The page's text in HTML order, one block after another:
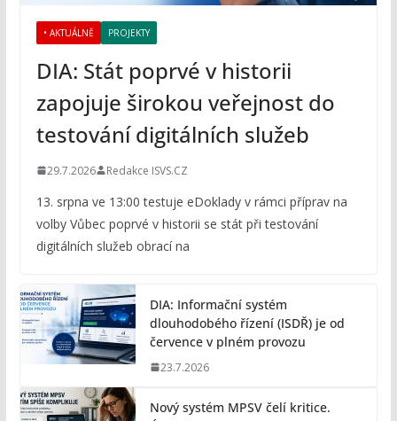
• AKTUÁLNĚ PROJEKTY
DIA: Stát poprvé v historii
zapojuje širokou veřejnost do
testování digitálních služeb
29.7.2026 Redakce ISVS.CZ
13. srpna ve 13:00 testuje eDoklady v rámci příprav na
volby Vůbec poprvé v historii se stát při testování
digitálních služeb obrací na
DIA: Informační systém
dlouhodobého řízení (ISDŘ) je od
července v plném provozu
23.7.2026
Nový systém MPSV čelí kritice.